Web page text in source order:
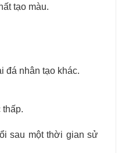
tạo màu.
đá nhân tạo khác.
thấp.
sau một thời gian sử